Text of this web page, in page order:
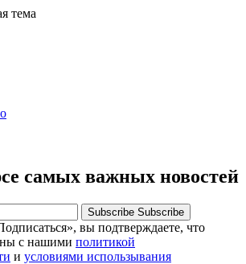
тема
самых важных новостей
Subscribe Subscribe
вы подтверждаете, что
с нашими политикой
и условиями использывания